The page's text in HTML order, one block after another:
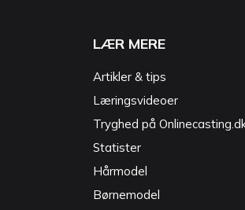
LÆR MERE
Artikler & tips
Læringsvideoer
Tryghed på
Statister
Hårmodel
Børnemodel